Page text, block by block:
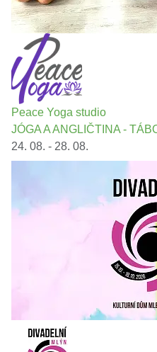
Peace Yoga studio
JÓGA A ANGLIČTINA -
24. 08. - 28. 08.